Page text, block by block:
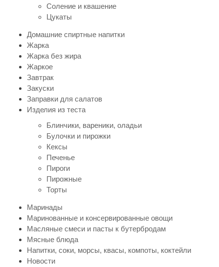
Соление и квашение
Цукаты
Домашние спиртные напитки
Жарка
Жарка без жира
Жаркое
Завтрак
Закуски
Заправки для салатов
Изделия из теста
Блинчики, вареники, оладьи
Булочки и пирожки
Кексы
Печенье
Пироги
Пирожные
Торты
Маринады
Маринованные и консервированные овощи
Масляные смеси и пасты к бутербродам
Мясные блюда
Напитки, соки, морсы, квасы, компоты, коктейли
Новости